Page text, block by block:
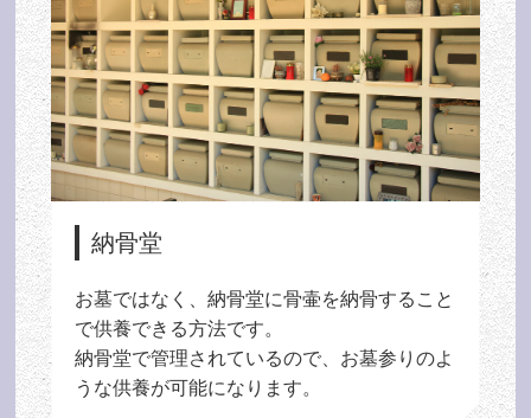
納骨堂
お墓ではなく、納骨堂に骨壷を納骨すること
で供養できる方法です。
納骨堂で管理されているので、お墓参りのよ
うな供養が可能になります。